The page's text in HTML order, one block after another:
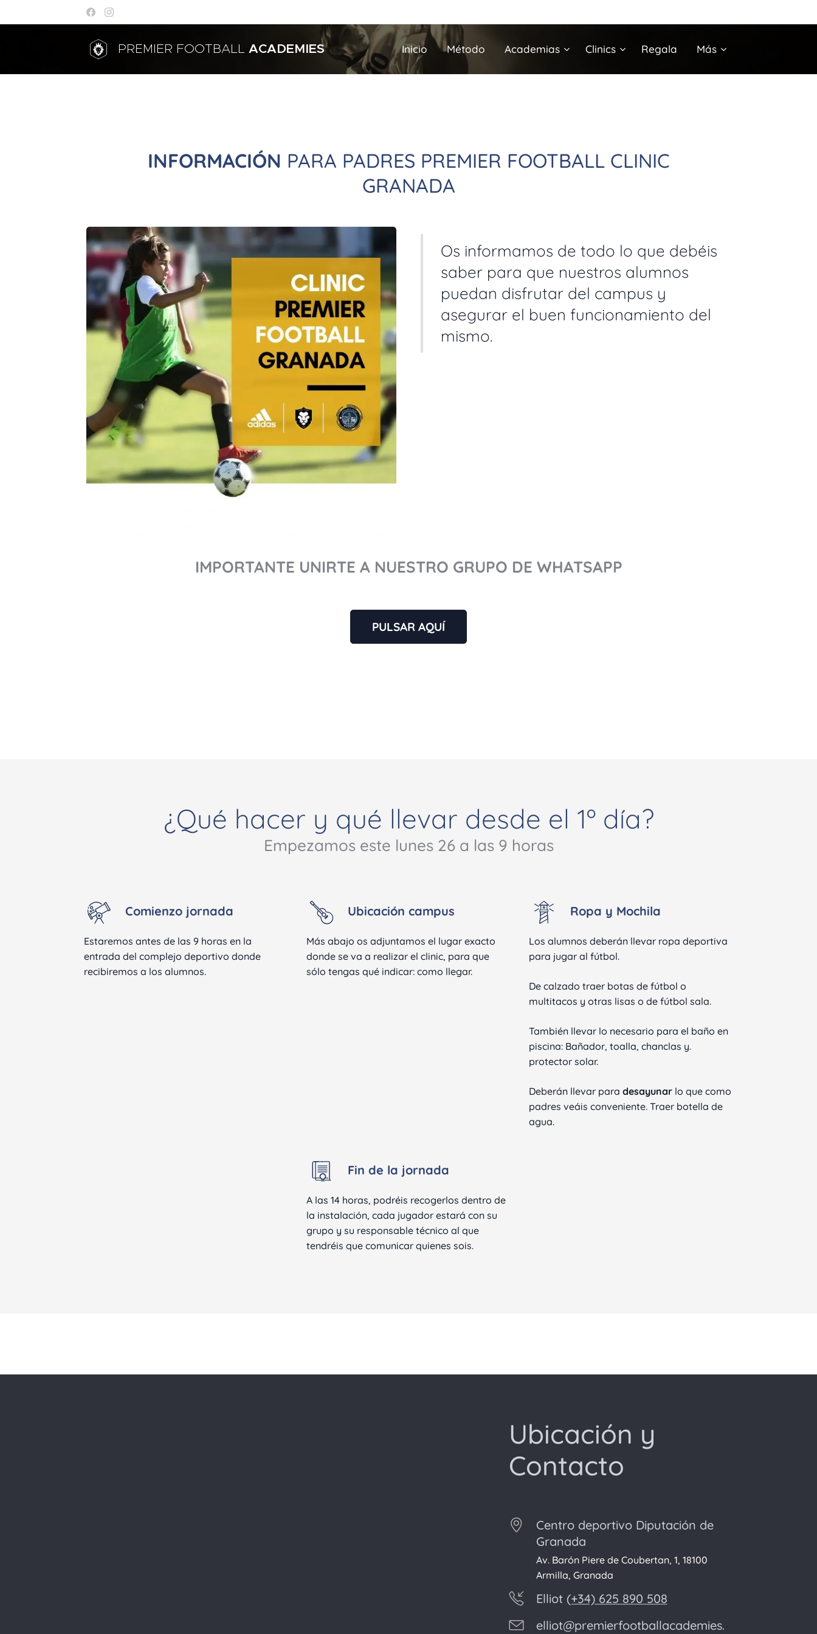
PREMIER FOOTBALL ACADEMIES Inicio Método Academias Clinics Regala Más
INFORMACIÓN PARA PADRES PREMIER FOOTBALL CLINIC
GRANADA
Os informamos de todo lo que debéis
saber para que nuestros alumnos
puedan disfrutar del campus y
asegurar el buen funcionamiento del
mismo.
IMPORTANTE UNIRTE A NUESTRO GRUPO DE WHATSAPP
PULSAR AQUÍ
¿Qué hacer y qué llevar desde el 1º día?
Empezamos este lunes 26 a las 9 horas
Comienzo jornada
Estaremos antes de las 9 horas en la
entrada del complejo deportivo donde
recibiremos a los alumnos.
Ubicación campus
Más abajo os adjuntamos el lugar exacto
donde se va a realizar el clinic, para que
sólo tengas qué indicar: como llegar.
Ropa y Mochila
Los alumnos deberán llevar ropa deportiva
para jugar al fútbol.
De calzado traer botas de fútbol o
multitacos y otras lisas o de fútbol sala.
También llevar lo necesario para el baño en
piscina: Bañador, toalla, chanclas y.
protector solar.
Deberán llevar paradesayunar lo que como
padres veáis conveniente. Traer botella de
agua.
Fin de la jornada
A las 14 horas, podréis recogerlos dentro de
la instalación, cada jugador estará con su
grupo y su responsable técnico al que
tendréis que comunicar quienes sois.
Ubicación y
Contacto
Centro deportivo Diputación de
Granada
Av. Barón Piere de Coubertan, 1, 18100
Armilla, Granada
Elliot (+34) 625 890 508
elliot@premierfootballacademies.